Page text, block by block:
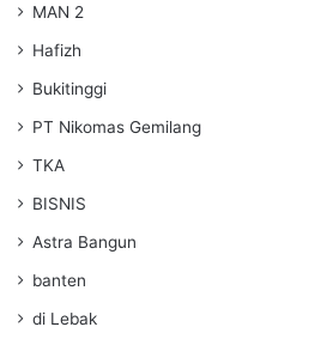
MAN 2
Hafizh
Bukitinggi
PT Nikomas Gemilang
TKA
BISNIS
Astra Bangun
banten
di Lebak